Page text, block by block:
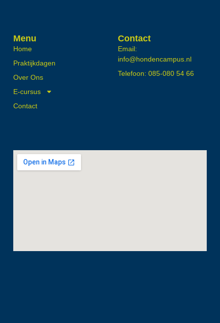
Menu
Home
Praktijkdagen
Over Ons
E-cursus
Contact
Contact
Email:
info@hondencampus.nl
Telefoon: 085-080 54 66